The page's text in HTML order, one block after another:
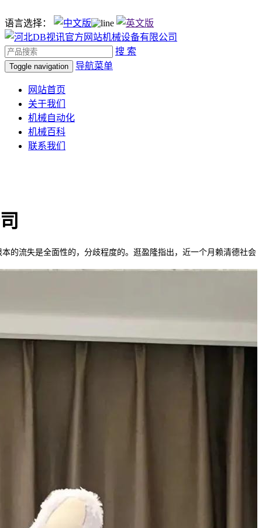
语言选择：
搜 索
Toggle navigation 导航菜单
网站首页
关于我们
机械自动化
机械百科
联系我们
流失是全面性的，分歧程度的。逛盈隆指出，近一个月赖清德社会